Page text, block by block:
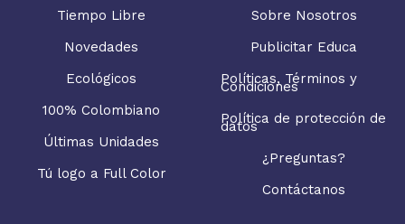
Tiempo Libre
Novedades
Ecológicos
100% Colombiano
Últimas Unidades
Tú logo a Full Color
Sobre Nosotros
Publicitar Educa
Políticas, Términos y
Condiciones
Política de protección de
datos
¿Preguntas?
Contáctanos